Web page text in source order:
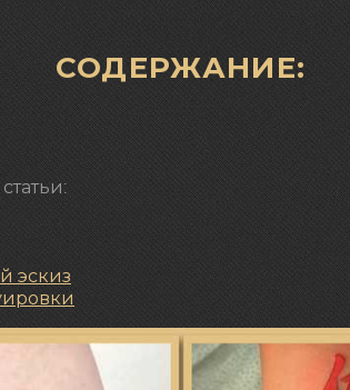
СОДЕРЖАНИЕ:
эскиз